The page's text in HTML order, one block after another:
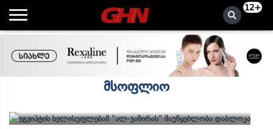
12+
მსოფლიო